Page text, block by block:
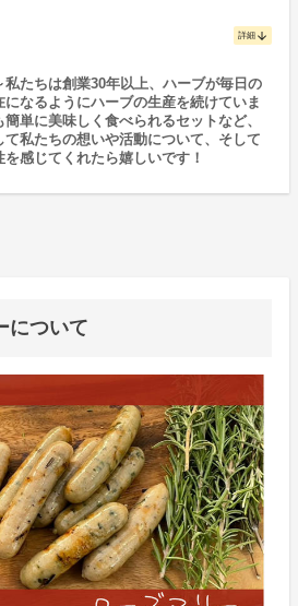
詳細 arrow_downward
私たちは創業30年以上、ハーブが毎日の
なるようにハーブの生産を続けていま
単に美味しく食べられるセットなど、
私たちの想いや活動について、そして
感じてくれたら嬉しいです！
について